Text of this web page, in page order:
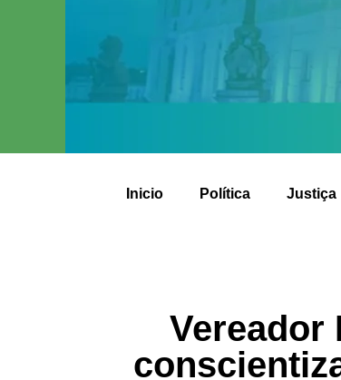
Inicio Política Justiça
Vereador